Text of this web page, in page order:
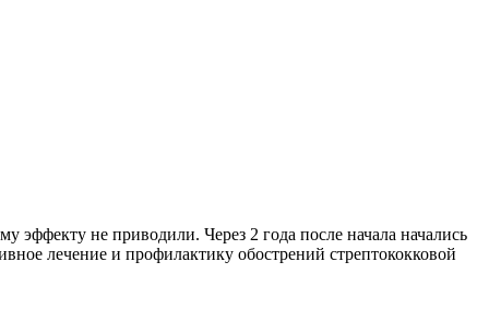
эффекту не приводили. Через 2 года после начала начались
лечение и профилактику обострений стрептококковой